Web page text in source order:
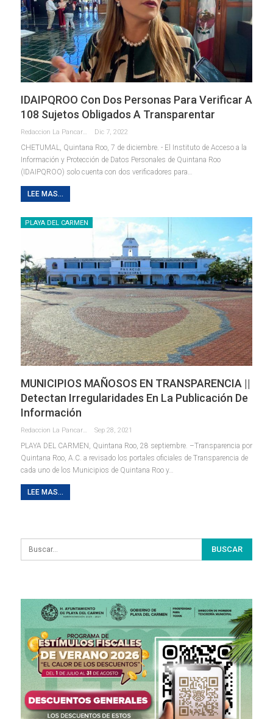
IDAIPQROO Con Dos Personas Para Verificar A
108 Sujetos Obligados A Transparentar
Redaccion La Pancarta De Quintana Roo Dic 7, 2022
CHETUMAL, Quintana Roo, 7 de diciembre. - El Instituto de Acceso a la
Información y Protección de Datos Personales de Quintana Roo
(IDAIPQROO) solo cuenta con dos verificadores para…
LEE MAS...
PLAYA DEL CARMEN
MUNICIPIOS MAÑOSOS EN TRANSPARENCIA ||
Detectan Irregularidades En La Publicación De
Información
Sep 28, 2021
PLAYA DEL CARMEN, Quintana Roo, 28 septiembre. –Transparencia por
Quintana Roo, A.C. a revisado los portales oficiales de Transparencia de
cada uno de los Municipios de Quintana Roo y…
LEE MAS...